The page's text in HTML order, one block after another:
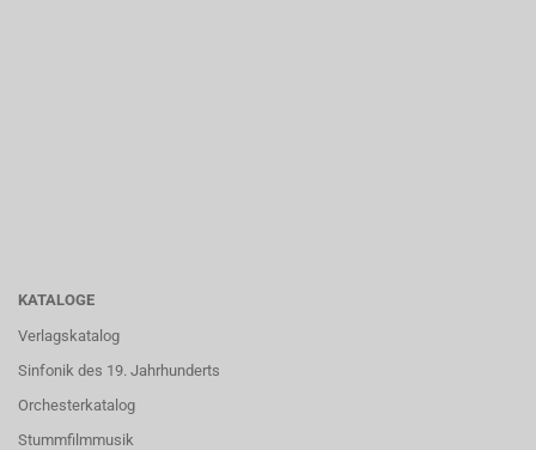
KATALOGE
Verlagskatalog
Sinfonik des 19. Jahrhunderts
Orchesterkatalog
Stummfilmmusik